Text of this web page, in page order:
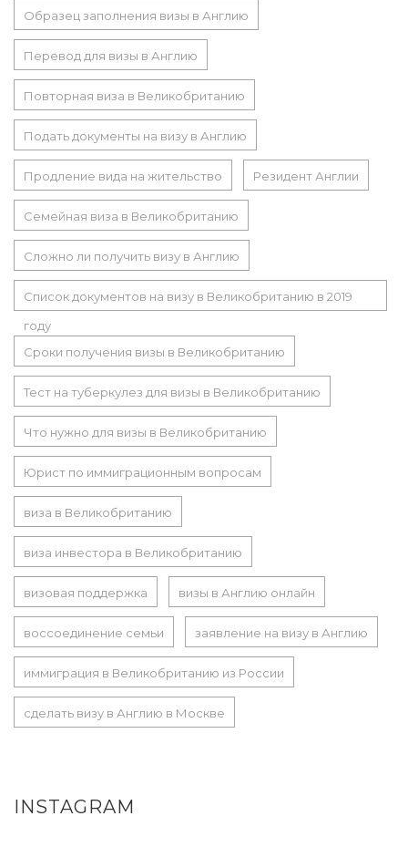
Образец заполнения визы в Англию
Перевод для визы в Англию
Повторная виза в Великобританию
Подать документы на визу в Англию
Продление вида на жительство Резидент Англии
Семейная виза в Великобританию
Сложно ли получить визу в Англию
Список документов на визу в Великобританию в 2019
году
Сроки получения визы в Великобританию
Тест на туберкулез для визы в Великобританию
Что нужно для визы в Великобританию
Юрист по иммиграционным вопросам
виза в Великобританию
виза инвестора в Великобританию
визовая поддержка визы в Англию онлайн
воссоединение семьи заявление на визу в Англию
иммиграция в Великобританию из России
сделать визу в Англию в Москве
INSTAGRAM